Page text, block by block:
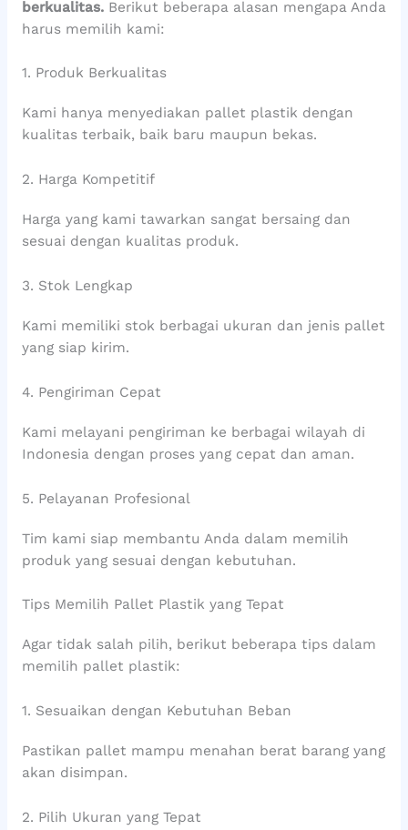
berkualitas.Berikut beberapa alasan mengapa Anda
harus memilih kami:
1. Produk Berkualitas
Kami hanya menyediakan pallet plastik dengan
kualitas terbaik, baik baru maupun bekas.
2. Harga Kompetitif
Harga yang kami tawarkan sangat bersaing dan
sesuai dengan kualitas produk.
3. Stok Lengkap
Kami memiliki stok berbagai ukuran dan jenis pallet
yang siap kirim.
4. Pengiriman Cepat
Kami melayani pengiriman ke berbagai wilayah di
Indonesia dengan proses yang cepat dan aman.
5. Pelayanan Profesional
Tim kami siap membantu Anda dalam memilih
produk yang sesuai dengan kebutuhan.
Tips Memilih Pallet Plastik yang Tepat
Agar tidak salah pilih, berikut beberapa tips dalam
memilih pallet plastik:
1. Sesuaikan dengan Kebutuhan Beban
Pastikan pallet mampu menahan berat barang yang
akan disimpan.
2. Pilih Ukuran yang Tepat